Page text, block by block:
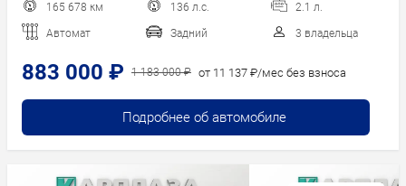
165 678 км 136 л.с. 2.1 л.
Автомат Задний 3 владельца
883 000 ₽ 1 183 000 ₽ от 11 137 ₽/мес без взноса
Подробнее об автомобиле